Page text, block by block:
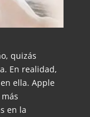
quizás
En realidad,
ella. Apple
en la